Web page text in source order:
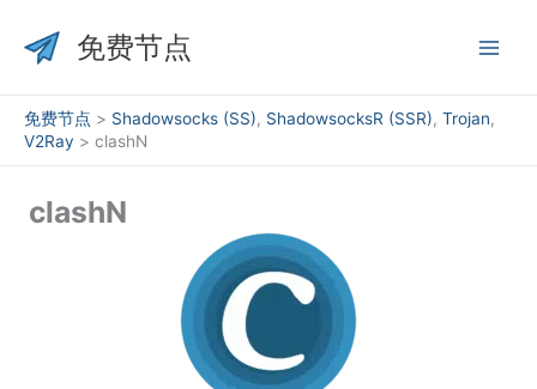
免费节点
免费节点 > Shadowsocks (SS), ShadowsocksR (SSR), Trojan,
V2Ray > clashN
clashN